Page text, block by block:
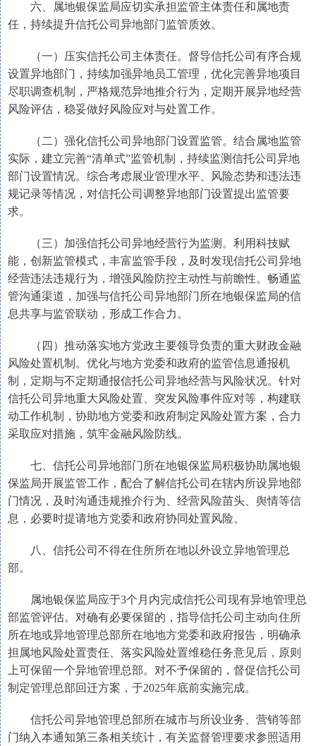
六、属地银保监局应切实承担监管主体责任和属地责
任，持续提升信托公司异地部门监管质效。
（一）压实信托公司主体责任。督导信托公司有序合规
设置异地部门，持续加强异地员工管理，优化完善异地项目
尽职调查机制，严格规范异地推介行为，定期开展异地经营
风险评估，稳妥做好风险应对与处置工作。
（二）强化信托公司异地部门设置监管。结合属地监管
实际，建立完善“清单式”监管机制，持续监测信托公司异地
部门设置情况。综合考虑展业管理水平、风险态势和违法违
规记录等情况，对信托公司调整异地部门设置提出监管要
求。
（三）加强信托公司异地经营行为监测。利用科技赋
能，创新监管模式，丰富监管手段，及时发现信托公司异地
经营违法违规行为，增强风险防控主动性与前瞻性。畅通监
管沟通渠道，加强与信托公司异地部门所在地银保监局的信
息共享与监管联动，形成工作合力。
（四）推动落实地方党政主要领导负责的重大财政金融
风险处置机制。优化与地方党委和政府的监管信息通报机
制，定期与不定期通报信托公司异地经营与风险状况。针对
信托公司异地重大风险处置、突发风险事件应对等，构建联
动工作机制，协助地方党委和政府制定风险处置方案，合力
采取应对措施，筑牢金融风险防线。
七、信托公司异地部门所在地银保监局积极协助属地银
保监局开展监管工作，配合了解信托公司在辖内所设异地部
门情况，及时沟通违规推介行为、经营风险苗头、舆情等信
息，必要时提请地方党委和政府协同处置风险。
八、信托公司不得在住所所在地以外设立异地管理总
部。
属地银保监局应于3个月内完成信托公司现有异地管理总
部监管评估。对确有必要保留的，指导信托公司主动向住所
所在地或异地管理总部所在地地方党委和政府报告，明确承
担属地风险处置责任、落实风险处置维稳任务意见后，原则
上可保留一个异地管理总部。对不予保留的，督促信托公司
制定管理总部回迁方案，于2025年底前实施完成。
信托公司异地管理总部所在城市与所设业务、营销等部
门纳入本通知第三条相关统计，有关监督管理要求参照适用